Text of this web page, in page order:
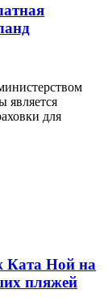
является
для
Ката Ной на
пляжей